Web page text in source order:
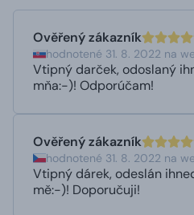
Ověřený zákazník
hodnotené 31. 8. 2022 na
Vtipný darček, odoslaný
mňa:-)! Odporúčam!
Ověřený zákazník
hodnotené 31. 8. 2022 na
Vtipný dárek, odeslán
mě:-)! Doporučuji!